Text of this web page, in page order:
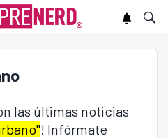
las últimas noticias
! Infórmate